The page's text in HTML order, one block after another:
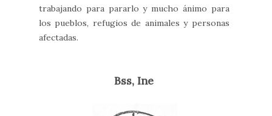
trabajando para pararlo y mucho ánimo para
los pueblos, refugios de animales y personas
afectadas.
Bss, Ine